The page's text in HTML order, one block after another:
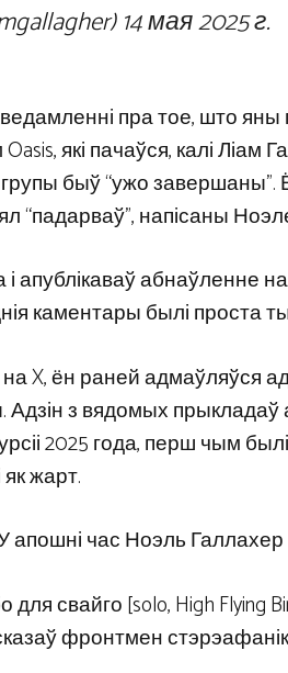
14 мая 2025 г.
пра тое, што яны
які пачаўся, калі Ліам
быў “ужо завершаны”.
“падарваў”, напісаны
апублікаваў абнаўленне
каментары былі проста
на X, ён раней адмаўляўся
з вядомых прыкладаў
2025 года, перш чым
як жарт.
апошні час Ноэль
свайго [solo, High Flying
фронтмен